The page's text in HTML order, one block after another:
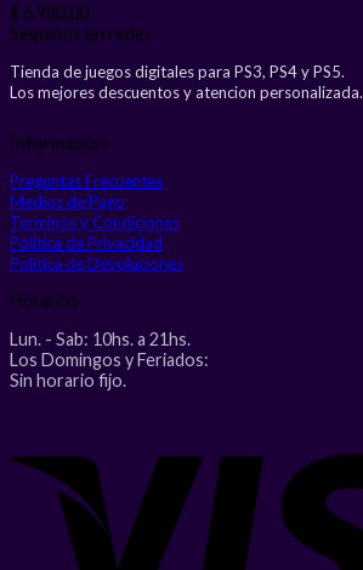
$ 6.980,00
Seguinos en redes
Tienda de juegos digitales para PS3, PS4 y PS5.
Los mejores descuentos y atencion personalizada.
Informacion
Preguntas Frecuentes
Medios de Pago
Terminos y Condiciones
Politica de Privacidad
Politica de Devoluciones
Horarios
Lun. - Sab: 10hs. a 21hs.
Los Domingos y Feriados:
Sin horario fijo.